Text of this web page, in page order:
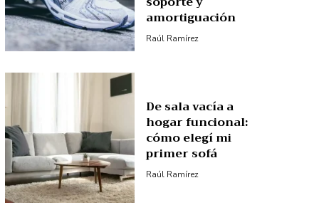
amortiguación
Raúl Ramírez
De sala vacía a
hogar funcional:
cómo elegí mi
primer sofá
Raúl Ramírez